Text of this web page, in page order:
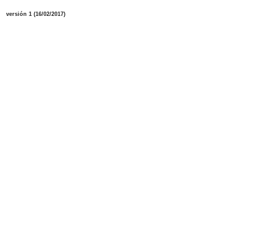
versión 1 (16/02/2017)